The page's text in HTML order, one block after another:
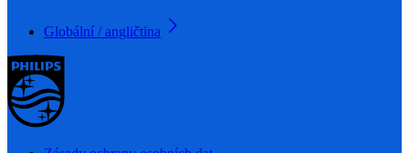
Globální / angličtina